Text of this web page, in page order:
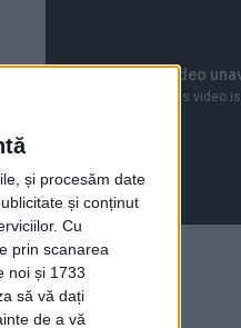
și procesăm date
și conținut
Cu
prin scanarea
noi și 1733
să vă dați
de a vă
Articole recente